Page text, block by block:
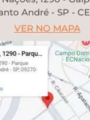
André - SP -
VER NO MAPA